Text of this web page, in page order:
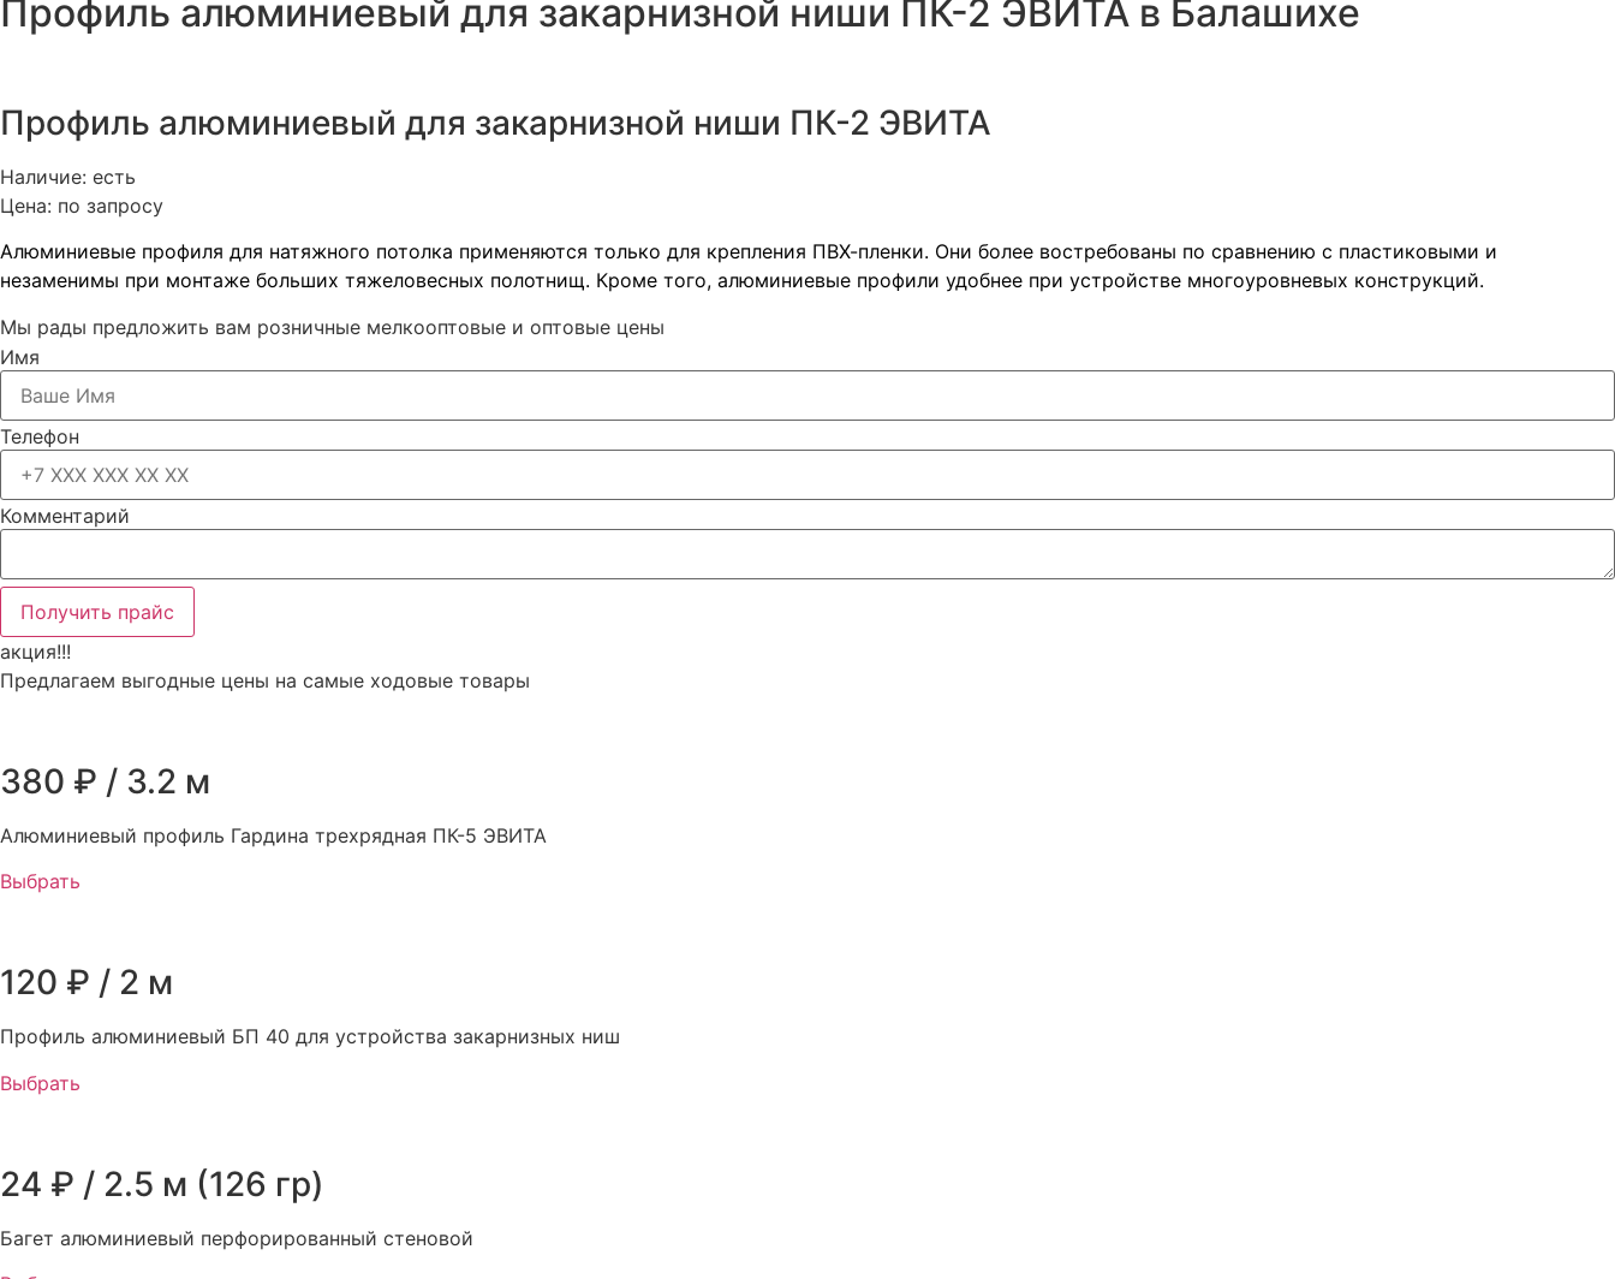
Профиль алюминиевый для закарнизной ниши ПК-2 ЭВИТА в Балашихе
Профиль алюминиевый для закарнизной ниши ПК-2 ЭВИТА
Наличие: есть
Цена: по запросу
Алюминиевые профиля для натяжного потолка применяются только для крепления ПВХ-пленки. Они более востребованы по сравнению с пластиковыми и
незаменимы при монтаже больших тяжеловесных полотнищ. Кроме того, алюминиевые профили удобнее при устройстве многоуровневых конструкций.
Мы рады предложить вам розничные мелкооптовые и оптовые цены
Имя
Телефон
Комментарий
Получить прайс
акция!!!
Предлагаем выгодные цены на самые ходовые товары
380 ₽ / 3.2 м
Алюминиевый профиль Гардина трехрядная ПК-5 ЭВИТА
Выбрать
120 ₽ / 2 м
Профиль алюминиевый БП 40 для устройства закарнизных ниш
Выбрать
24 ₽ / 2.5 м (126 гр)
Багет алюминиевый перфорированный стеновой